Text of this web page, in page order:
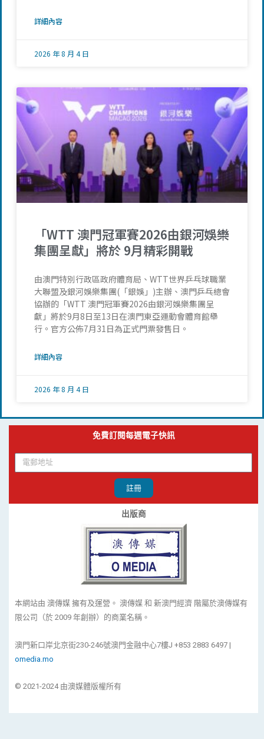
詳細內容
2026 年 8 月 4 日
「WTT 澳門冠軍賽2026由銀河娛樂
集團呈獻」將於 9月精彩開戰
由澳門特別行政區政府體育局、WTT世界乒乓球職業
大聯盟及銀河娛樂集團(「銀娛」)主辦、澳門乒乓總會
協辦的「WTT 澳門冠軍賽2026由銀河娛樂集團呈
獻」將於9月8日至13日在澳門東亞運動會體育館舉
行。官方公佈7月31日為正式門票發售日。
詳細內容
2026 年 8 月 4 日
免費訂閱每週電子快訊
註冊
出版商
本網站由 澳傳媒 擁有及運營。 澳傳媒 和 新澳門經濟 階屬於澳傳媒有
限公司（於 2009 年創辦）的商業名稱。
澳門新口岸北京街230-246號澳門金融中心7樓J +853 2883 6497 |
omedia.mo
© 2021-2024 由澳媒體版權所有